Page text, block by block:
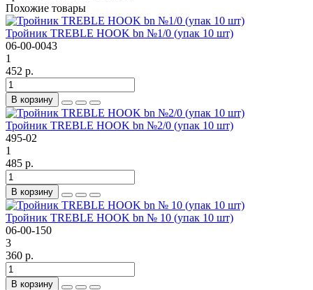
Похожие товары
Тройник TREBLE HOOK bn №1/0 (упак 10 шт)
06-00-0043
1
452 р.
В корзину
Тройник TREBLE HOOK bn №2/0 (упак 10 шт)
495-02
1
485 р.
В корзину
Тройник TREBLE HOOK bn № 10 (упак 10 шт)
06-00-150
3
360 р.
В корзину